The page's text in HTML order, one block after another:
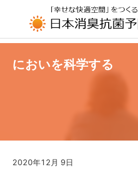
UA-196110426-1
においを科学する
2020年12月 9日